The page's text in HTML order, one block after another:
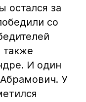
остался за
со
также
И один
У